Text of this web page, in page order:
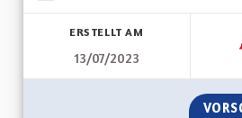
ERSTELLT AM
13/07/2023